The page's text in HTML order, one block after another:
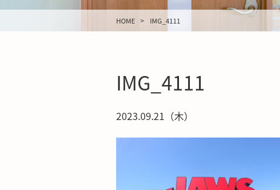
HOME IMG_4111
IMG_4111
2023.09.21（木）